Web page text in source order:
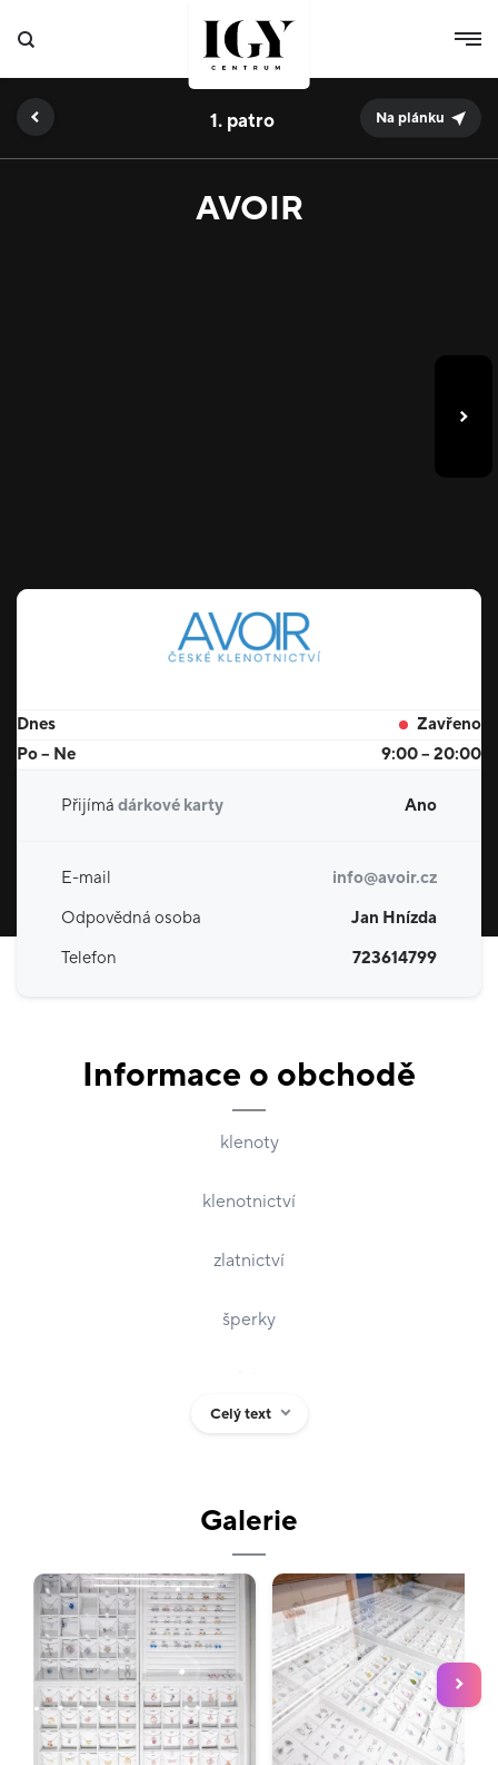
AVOIR
1. Na plánku
Dnes
Zavřeno
Po – Ne
9:00 – 20:00
Přijímá dárkové karty Ano
E-mail
info@avoir.cz
Odpovědná osoba
Jan Hnízda
Telefon
723614799
Informace o obchodě
klenoty
klenotnictví
zlatnictví
šperky
náramky
prsteny
zásnubní prsteny
řetízek
Celý text
Galerie